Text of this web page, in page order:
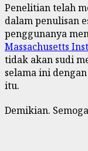
Penelitian telah
dalam penulisan
penggunanya
Massachusetts
tidak akan sudi
selama ini
itu.
Demikian.